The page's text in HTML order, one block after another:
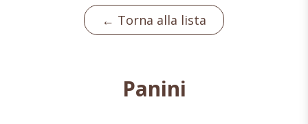
← Torna alla lista
Panini